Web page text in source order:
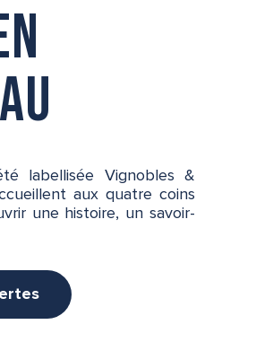
labellisée Vignobles &
aux quatre coins
une histoire, un savoir-